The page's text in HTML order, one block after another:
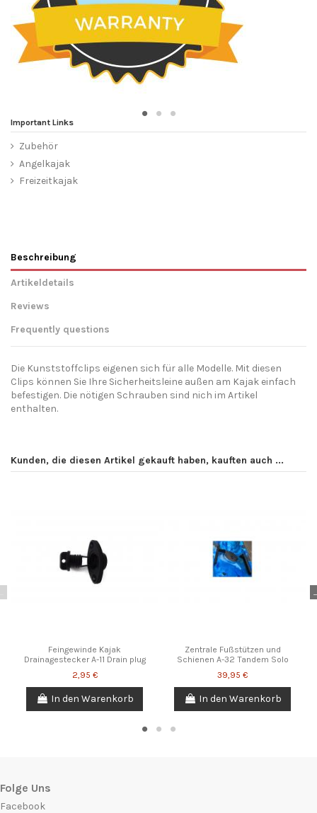
Important Links
Zubehör
Angelkajak
Freizeitkajak
Beschreibung
Artikeldetails
Reviews
Frequently questions
Die Kunststoffclips eigenen sich für alle Modelle. Mit diesen
Clips können Sie Ihre Sicherheitsleine außen am Kajak einfach
befestigen. Die nötigen Schrauben sind nich im Artikel
enthalten.
Padron, Camino De Montesol
KM 1 29680 Estepona Malaga
Dich ein oder erstelle ein Benutzerkonto.
Be the first to ask a question about this product!
Kunden, die diesen Artikel gekauft haben, kauften auch ...
Feingewinde Kajak
Drainagestecker A-11 Drain plug
2,95 €
In den Warenkorb
Zentrale Fußstützen und
Schienen A-32 Tandem Solo
39,95 €
In den Warenkorb
Folge Uns
Facebook